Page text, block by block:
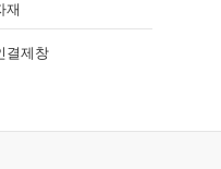
재
결제창